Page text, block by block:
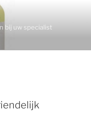
bij uw specialist